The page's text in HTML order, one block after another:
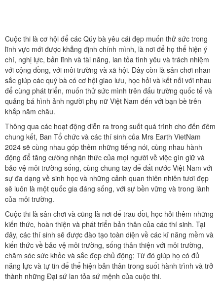
Cuộc thi là cơ hội để các Qúy bà yêu cái đẹp muốn thử sức trong
lĩnh vực mới được khẳng định chính mình, là nơi để họ thể hiện ý
chí, nghị lực, bản lĩnh và tài năng, lan tỏa tình yêu và trách nhiệm
với cộng đồng, với môi trường và xã hội. Đây còn là sân chơi nhan
sắc giúp các quý bà có cơ hội giao lưu, học hỏi và kết nối với nhau
để cùng phát triển, muốn thử sức mình trên đấu trường quốc tế và
quảng bá hình ảnh người phụ nữ Việt Nam đến với bạn bè trên
khắp năm châu.
Thông qua các hoạt động diễn ra trong suốt quá trình cho đến đêm
chung kết, Ban Tổ chức và các thí sinh của Mrs Earth VietNam
2024 sẽ cùng nhau góp thêm những tiếng nói, cùng nhau hành
động để tăng cường nhận thức của mọi người về việc gìn giữ và
bảo vệ môi trường sống, cùng chung tay để đất nước Việt Nam với
sự đa dạng về sinh học và những cảnh quan thiên nhiên tươi đẹp
sẽ luôn là một quốc gia đáng sống, với sự bền vững và trong lành
của môi trường.
Cuộc thi là sân chơi và cũng là nơi để trau dồi, học hỏi thêm những
kiến thức, hoàn thiện và phát triển bản thân của các thí sinh. Tại
đây, các thí sinh sẽ được đào tạo toàn diện về các kĩ năng mềm và
kiến thức về bảo vệ môi trường, sống thân thiện với môi trường,
chăm sóc sức khỏe và sắc đẹp chủ động; Từ đó giúp họ có đủ
năng lực và tự tin để thể hiện bản thân trong suốt hành trình và trở
thành những Đại sứ lan tỏa sứ mệnh của cuộc thi.